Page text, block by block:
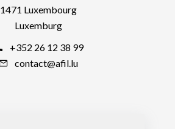
1471 Luxembourg
Luxemburg
+352 26 12 38 99
contact@afil.lu